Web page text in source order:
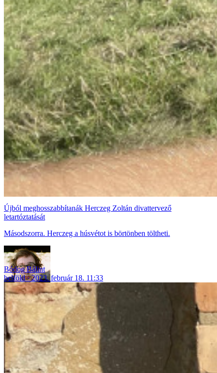
Újból meghosszabbítanák Herczeg Zoltán divattervező
letartóztatását
Másodszorra. Herczeg a húsvétot is börtönben töltheti.
Bódog Bálint
belföld
2023. február 18. 11:33